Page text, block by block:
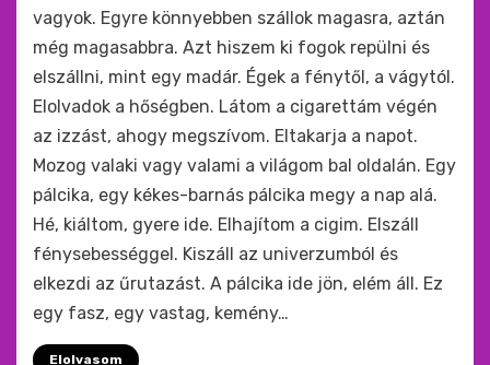
vagyok. Egyre könnyebben szállok magasra, aztán
még magasabbra. Azt hiszem ki fogok repülni és
elszállni, mint egy madár. Égek a fénytől, a vágytól.
Elolvadok a hőségben. Látom a cigarettám végén
az izzást, ahogy megszívom. Eltakarja a napot.
Mozog valaki vagy valami a világom bal oldalán. Egy
pálcika, egy kékes-barnás pálcika megy a nap alá.
Hé, kiáltom, gyere ide. Elhajítom a cigim. Elszáll
fénysebességgel. Kiszáll az univerzumból és
elkezdi az űrutazást. A pálcika ide jön, elém áll. Ez
egy fasz, egy vastag, kemény…
Elolvasom